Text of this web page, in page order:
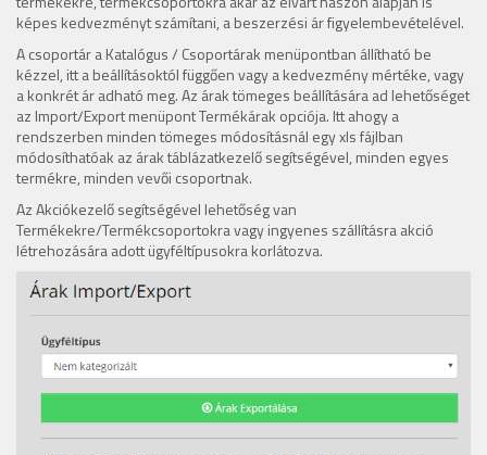
képes kedvezményt számítani, a beszerzési ár figyelembevételével.
A csoportár a Katalógus / Csoportárak menüpontban állítható be
kézzel, itt a beállításoktól függően vagy a kedvezmény mértéke, vagy
a konkrét ár adható meg. Az árak tömeges beállítására ad lehetőséget
az Import/Export menüpont Termékárak opciója. Itt ahogy a
rendszerben minden tömeges módosításnál egy xls fájlban
módosíthatóak az árak táblázatkezelő segítségével, minden egyes
termékre, minden vevői csoportnak.
Az Akciókezelő segítségével lehetőség van
Termékekre/Termékcsoportokra vagy ingyenes szállításra akció
létrehozására adott ügyféltípusokra korlátozva.